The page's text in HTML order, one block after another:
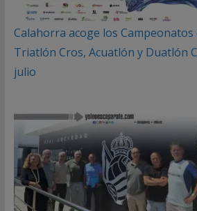
Calahorra acoge los Campeonatos
Triatlón Cros, Acuatlón y Duatlón
julio